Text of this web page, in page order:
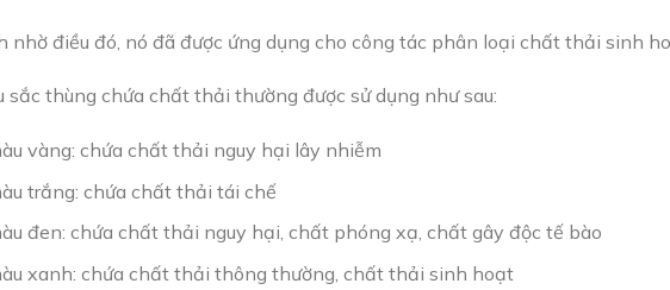
nhờ điều đó, nó đã được ứng dụng cho công tác phân loại chất thải sinh
sắc thùng chứa chất thải thường được sử dụng như sau:
vàng: chứa chất thải nguy hại lây nhiễm
trắng: chứa chất thải tái chế
đen: chứa chất thải nguy hại, chất phóng xạ, chất gây độc tế bào
xanh: chứa chất thải thông thường, chất thải sinh hoạt